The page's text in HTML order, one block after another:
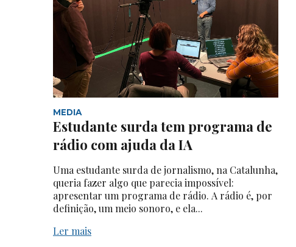
MEDIA
Estudante surda tem programa de
rádio com ajuda da IA
Uma estudante surda de jornalismo, na Catalunha,
queria fazer algo que parecia impossível:
apresentar um programa de rádio. A rádio é, por
definição, um meio sonoro, e ela...
Ler mais